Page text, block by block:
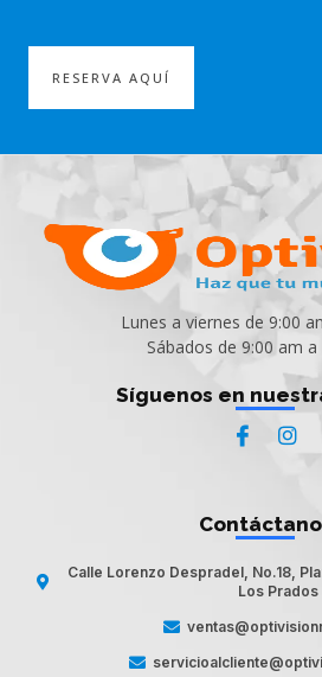
RESERVA AQUÍ
Lunes a viernes de 9:00
Sábados de 9:00 am a
Síguenos en
Calle Lorenzo Despradel, No.18,
Los Prados